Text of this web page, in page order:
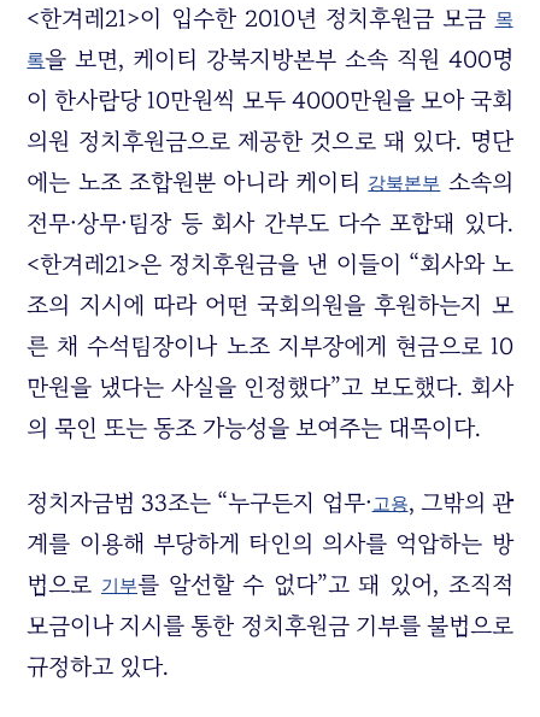
<한겨레21>이 입수한 2010년 정치후원금 모금 목
록을 보면, 케이티 강북지방본부 소속 직원 400명
이 한사람당 10만원씩 모두 4000만원을 모아 국회
의원 정치후원금으로 제공한 것으로 돼 있다. 명단
에는 노조 조합원뿐 아니라 케이티 강북본부 소속의
전무·상무·팀장 등 회사 간부도 다수 포함돼 있다.
<한겨레21>은 정치후원금을 낸 이들이 “회사와 노
조의 지시에 따라 어떤 국회의원을 후원하는지 모
른 채 수석팀장이나 노조 지부장에게 현금으로 10
만원을 냈다는 사실을 인정했다”고 보도했다. 회사
의 묵인 또는 동조 가능성을 보여주는 대목이다.
정치자금범 33조는 “누구든지 업무·고용, 그밖의 관
계를 이용해 부당하게 타인의 의사를 억압하는 방
법으로기부를 알선할 수 없다”고 돼 있어, 조직적
모금이나 지시를 통한 정치후원금 기부를 불법으로
규정하고 있다.